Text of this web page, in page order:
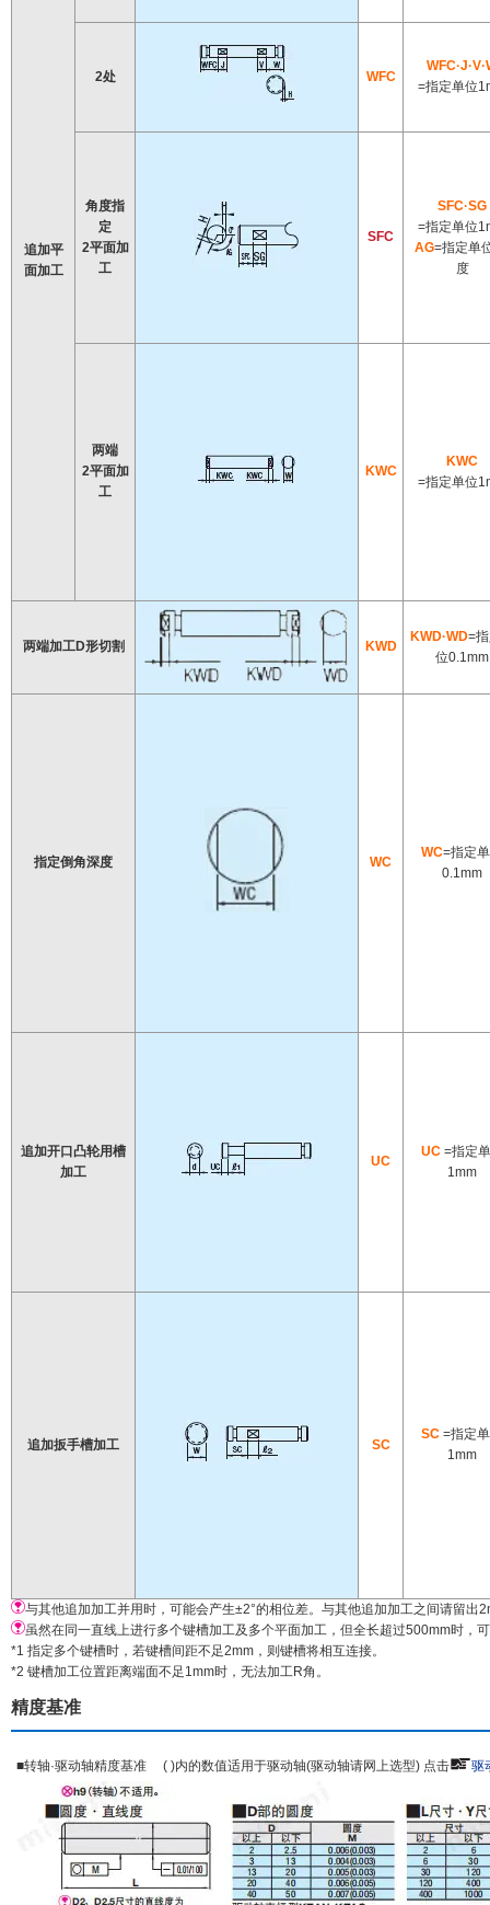
追加平
面加工
2处 WFC
=指定单位
角度指
定
2平面加
工
SFC
SFC·SG
=指定单位
AG=指定单
度
两端
2平面加
工
KWC
KWC
=指定单位
两端加工D形切割 KWD
KWD·WD=
位0.1mm
指定倒角深度 WC
WC=指定
0.1mm
追加开口凸轮用槽
加工
UC
UC=指定
1mm
追加扳手槽加工 SC
SC =指定
1mm
与其他追加加工并用时，可能会产生±2°的相位差。与其他追加加工之间请留出
虽然在同一直线上进行多个键槽加工及多个平面加工，但全长超过500mm时，
*1 指定多个键槽时，若键槽间距不足2mm，则键槽将相互连接。
*2 键槽加工位置距离端面不足1mm时，无法加工R角。
精度基准
■转轴·驱动轴精度基准 ( )内的数值适用于驱动轴(驱动轴请网上选型) 点击 驱